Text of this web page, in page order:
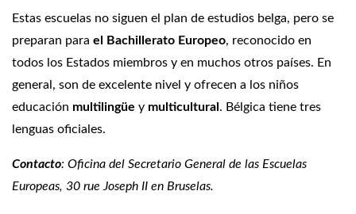
Estas escuelas no siguen el plan de estudios belga, pero se
preparan para el Bachillerato Europeo, reconocido en
todos los Estados miembros y en muchos otros países. En
general, son de excelente nivel y ofrecen a los niños
educación multilingüe y multicultural . Bélgica tiene tres
lenguas oficiales.
Contacto: Oficina del Secretario General de las Escuelas
Europeas, 30 rue Joseph II en Bruselas.